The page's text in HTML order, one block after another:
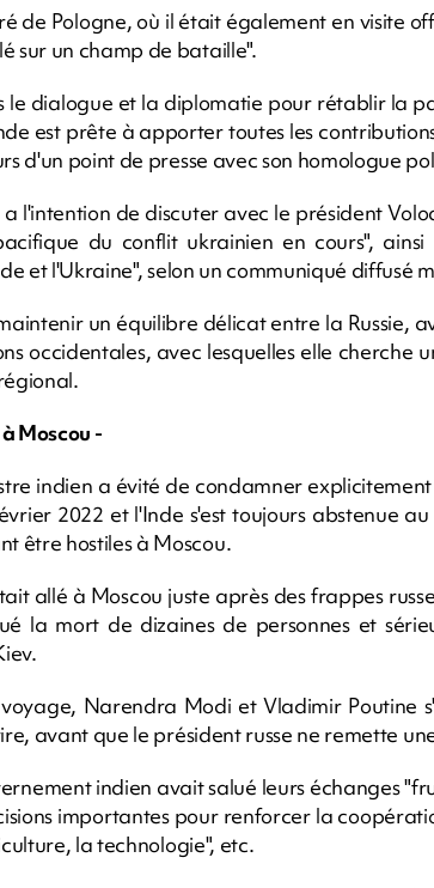
de Pologne, où il était également en visite
sur un champ de bataille".
le dialogue et la diplomatie pour rétablir la
est prête à apporter toutes les
d'un point de presse avec son homologue
l'intention de discuter avec le président
du conflit ukrainien en cours",
et l'Ukraine", selon un communiqué diffusé
un équilibre délicat entre la Russie,
occidentales, avec lesquelles elle
Moscou -
indien a évité de condamner
2022 et l'Inde s'est toujours abstenue
être hostiles à Moscou.
allé à Moscou juste après des frappes
la mort de dizaines de personnes et
Narendra Modi et Vladimir Poutine
avant que le président russe ne remette
indien avait salué leurs échanges
importantes pour renforcer la
la technologie", etc.